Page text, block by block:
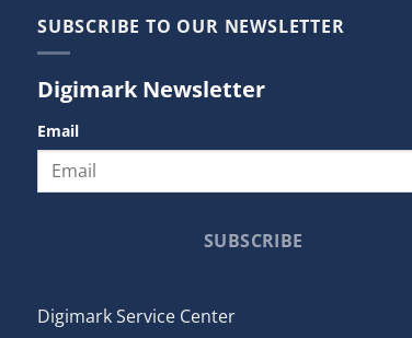
SUBSCRIBE TO OUR NEWSLETTER
Digimark Newsletter
Email
SUBSCRIBE
Digimark Service Center